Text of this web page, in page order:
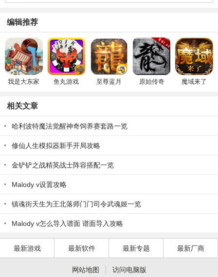
编辑推荐
我是大东家 鱼丸游戏 至尊蓝月 原始传奇 魔域来了
相关文章
哈利波特魔法觉醒神奇饲养赛套路一览
修仙人生模拟器新手开局攻略
金铲铲之战精英战士阵容搭配一览
Malody v设置攻略
镇魂街天生为王北落师门门司令武魂姬一览
Malody v怎么导入谱面 谱面导入攻略
最新游戏 最新软件 最新专题 最新厂商
网站地图 访问电脑版